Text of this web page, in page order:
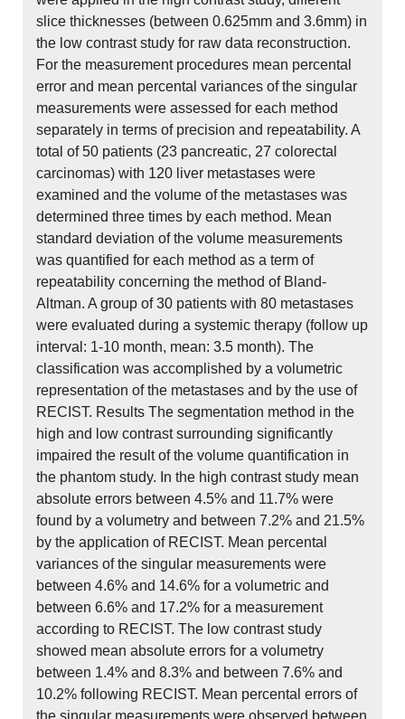
slice thicknesses (between 0.625mm and 3.6mm) in
the low contrast study for raw data reconstruction.
For the measurement procedures mean percental
error and mean percental variances of the singular
measurements were assessed for each method
separately in terms of precision and repeatability. A
total of 50 patients (23 pancreatic, 27 colorectal
carcinomas) with 120 liver metastases were
examined and the volume of the metastases was
determined three times by each method. Mean
standard deviation of the volume measurements
was quantified for each method as a term of
repeatability concerning the method of Bland-
Altman. A group of 30 patients with 80 metastases
were evaluated during a systemic therapy (follow up
interval: 1-10 month, mean: 3.5 month). The
classification was accomplished by a volumetric
representation of the metastases and by the use of
RECIST. Results The segmentation method in the
high and low contrast surrounding significantly
impaired the result of the volume quantification in
the phantom study. In the high contrast study mean
absolute errors between 4.5% and 11.7% were
found by a volumetry and between 7.2% and 21.5%
by the application of RECIST. Mean percental
variances of the singular measurements were
between 4.6% and 14.6% for a volumetric and
between 6.6% and 17.2% for a measurement
according to RECIST. The low contrast study
showed mean absolute errors for a volumetry
between 1.4% and 8.3% and between 7.6% and
10.2% following RECIST. Mean percental errors of
the singular measurements were observed between